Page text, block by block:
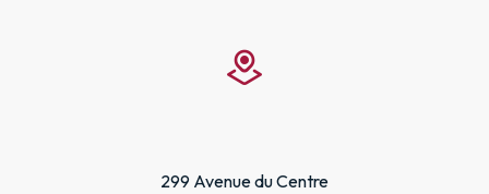
299 Avenue du Centre